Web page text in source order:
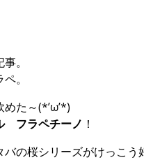
。
。
た～(*’ω’*)
フラペチーノ ！
の桜シリーズがけっこう